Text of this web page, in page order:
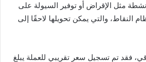
مثل الإقراض أو توفير السيولة على
النقاط، والتي يمكن تحويلها لاحقًا إلى
فقد تم تسجيل سعر تقريبي للعملة يبلغ